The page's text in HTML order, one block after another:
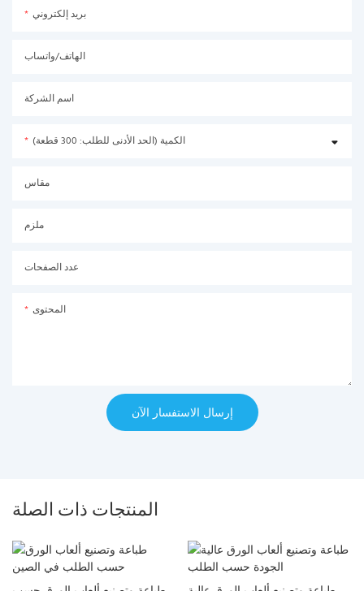
بريد إلكتروني
الهاتف/واتساب
اسم الشركة
الكمية (الحد الأدنى للطلب: 300 قطعة)
مقاس
ملزم
عدد الصفحات
المحتوى
إرسال الاستفسار الآن
المنتجات ذات الصلة